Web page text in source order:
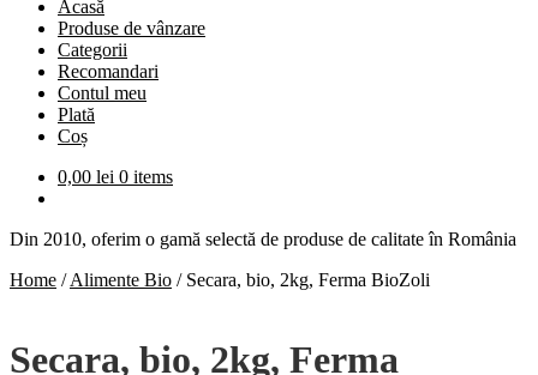
Acasă
Produse de vânzare
Categorii
Recomandari
Contul meu
Plată
Coș
0,00 lei 0 items
Din 2010, oferim o gamă selectă de produse de calitate în România
Home /Alimente Bio / Secara, bio, 2kg, Ferma BioZoli
Secara, bio, 2kg, Ferma